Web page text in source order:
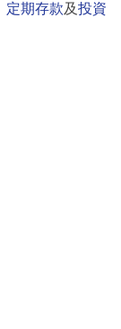
定期存款及投資